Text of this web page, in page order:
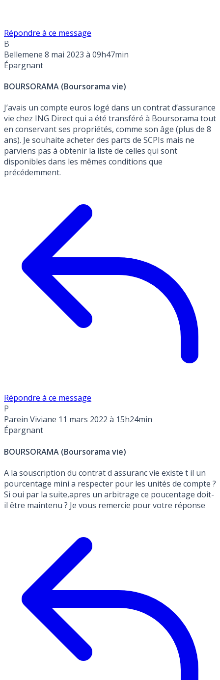
Répondre à ce message
B
Bellemene 8 mai 2023 à 09h47min
Épargnant
BOURSORAMA (Boursorama vie)
J’avais un compte euros logé dans un contrat d’assurance
vie chez ING Direct qui a été transféré à Boursorama tout
en conservant ses propriétés, comme son âge (plus de 8
ans). Je souhaite acheter des parts de SCPIs mais ne
parviens pas à obtenir la liste de celles qui sont
disponibles dans les mêmes conditions que
précédemment.
Répondre à ce message
P
Parein Viviane 11 mars 2022 à 15h24min
Épargnant
BOURSORAMA (Boursorama vie)
A la souscription du contrat d assuranc vie existe t il un
pourcentage mini a respecter pour les unités de compte ?
Si oui par la suite,apres un arbitrage ce poucentage doit-
il être maintenu ? Je vous remercie pour votre réponse